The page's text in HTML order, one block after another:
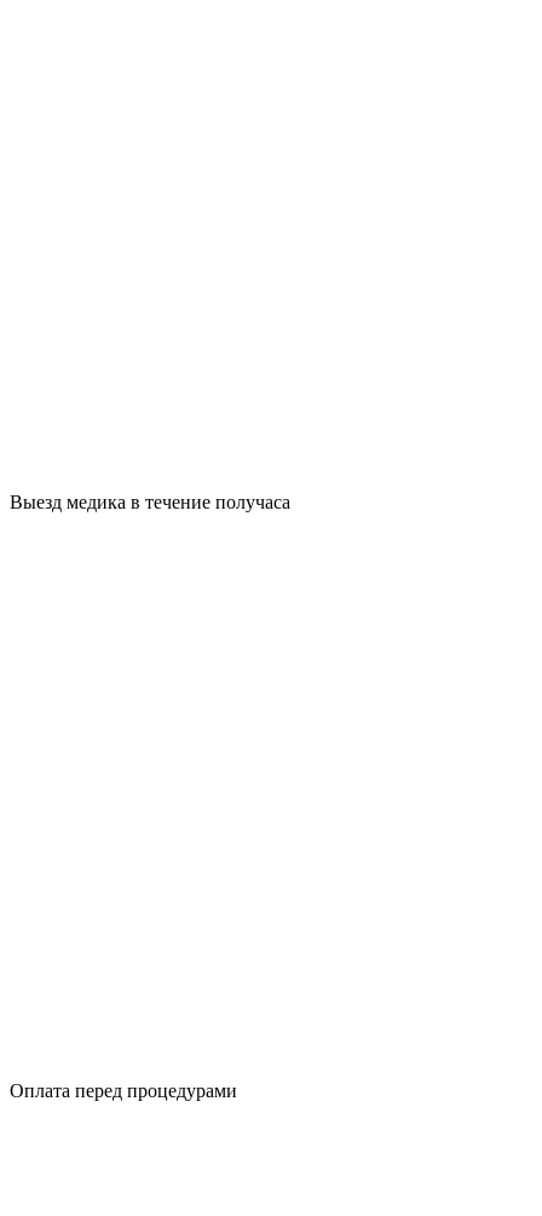
Выезд медика в течение получаса
Оплата перед процедурами